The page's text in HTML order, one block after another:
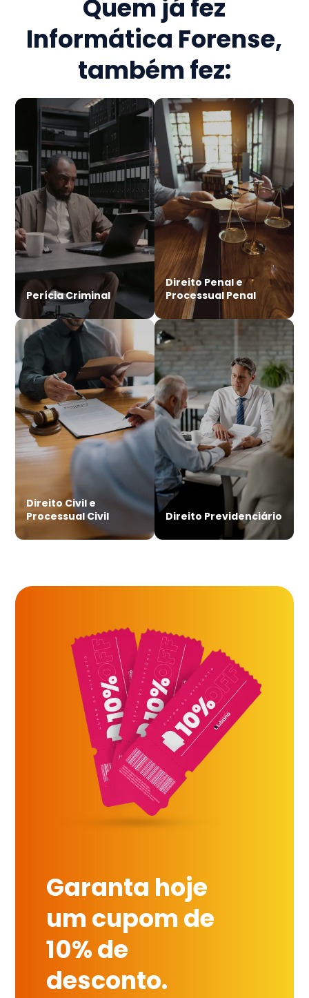
Quem já fez
Informática Forense,
também fez:
Perícia Criminal
Direito Penal e
Processual Penal
Direito Civil e
Processual Civil
Direito Previdenciário
Garanta hoje
um cupom de
10% de
desconto.